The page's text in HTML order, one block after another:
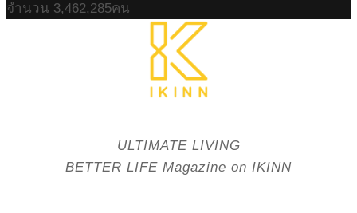
จำนวน 3,462,285คน
ULTIMATE LIVING
BETTER LIFE Magazine on IKINN